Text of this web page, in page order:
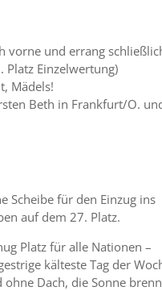
vorne und errang
Einzelwertung)
Mädels!
Beth in Frankfurt/O.
Scheibe für den Einzug ins
auf dem 27. Platz.
Platz für alle Nationen –
kälteste Tag der
Dach, die Sonne